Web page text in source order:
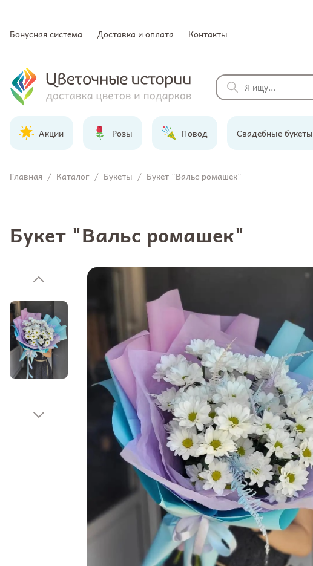
Бонусная система Доставка и оплата Контакты
Акции Розы Повод Свадебные букеты
Главная / Каталог / Букеты / Букет "Вальс ромашек"
Букет "Вальс ромашек"